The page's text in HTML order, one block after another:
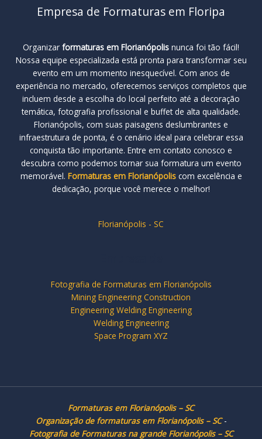
Empresa de Formaturas em Floripa
Organizar formaturas em Florianópolis nunca foi tão fácil!
Nossa equipe especializada está pronta para transformar seu
evento em um momento inesquecível. Com anos de
experiência no mercado, oferecemos serviços completos que
incluem desde a escolha do local perfeito até a decoração
temática, fotografia profissional e buffet de alta qualidade.
Florianópolis, com suas paisagens deslumbrantes e
infraestrutura de ponta, é o cenário ideal para celebrar essa
conquista tão importante. Entre em contato conosco e
descubra como podemos tornar sua formatura um evento
memorável. Formaturas em Florianópoliscom excelência e
dedicação, porque você merece o melhor!
Florianópolis - SC
Fotografia de Formaturas em Florianópolis
Mining Engineering Construction
Engineering Welding Engineering
Welding Engineering
Space Program XYZ
Formaturas em Florianópolis – SC
Organização de formaturas em Florianópolis – SC-
Fotografia de Formaturas na grande Florianópolis – SC